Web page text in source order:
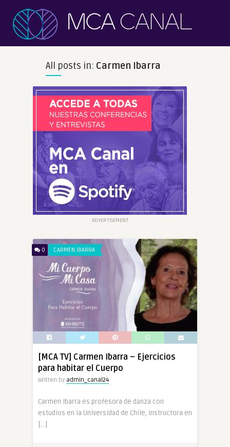
All posts in: Carmen Ibarra
ADVERTISEMENT
0 CARMEN IBARRA
[MCA TV] Carmen Ibarra – Ejercicios
para habitar el Cuerpo
Written by admin_canal24
Carmen Ibarra es profesora de danza con
estudios en la Universidad de Chile, Instructora en
[…]